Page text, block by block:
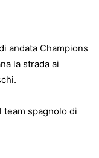
andata Champions
la strada ai
team spagnolo di